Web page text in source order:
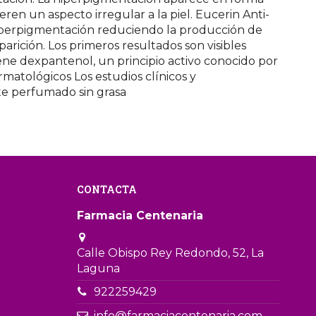
un aspecto irregular a la piel. Eucerin Anti-
reduciendo la producción de
Los primeros resultados son visibles
dexpantenol, un principio activo conocido por
Los estudios clínicos y
perfumado sin grasa
CONTACTA
Farmacia Centenaria
Calle Obispo Rey Redondo, 52, La
Laguna
922259429